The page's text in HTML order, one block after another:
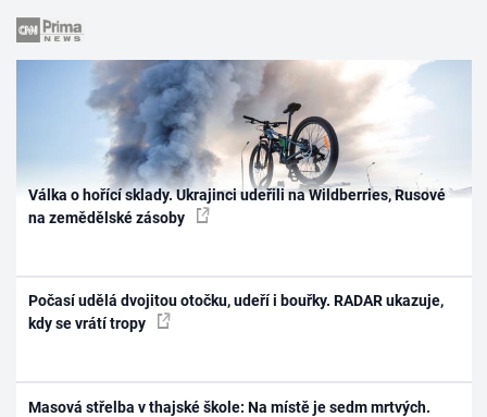
Válka o hořící sklady. Ukrajinci udeřili na Wildberries, Rusové
na zemědělské zásoby
Počasí udělá dvojitou otočku, udeří i bouřky. RADAR ukazuje,
kdy se vrátí tropy
Masová střelba v thajské škole: Na místě je sedm mrtvých.